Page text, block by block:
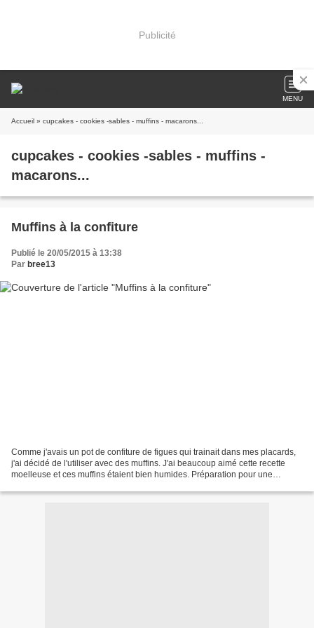
Publicité
MENU
Accueil » cupcakes - cookies -sables - muffins - macarons...
cupcakes - cookies -sables - muffins -
macarons...
Muffins à la confiture
Publié le 20/05/2015 à 13:38
Par bree13
Comme j'avais un pot de confiture de figues qui trainait dans mes placards,
j'ai décidé de l'utiliser avec des muffins. J'ai beaucoup aimé cette recette
moelleuse et ces muffins étaient bien humides. Préparation pour une